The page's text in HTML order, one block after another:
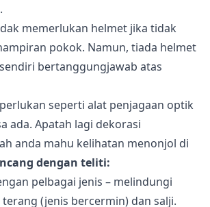
memerlukan helmet jika tidak
pokok. Namun, tiada helmet
bertanggungjawab atas
seperti alat penjagaan optik
ada. Apatah lagi dekorasi
anda mahu kelihatan menonjol di
dengan teliti:
pelbagai jenis – melindungi
(jenis bercermin) dan salji.